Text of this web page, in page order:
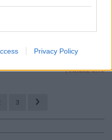
Privacy Policy
az a tf.-en, nem szokott ilyen
Válasz erre
3